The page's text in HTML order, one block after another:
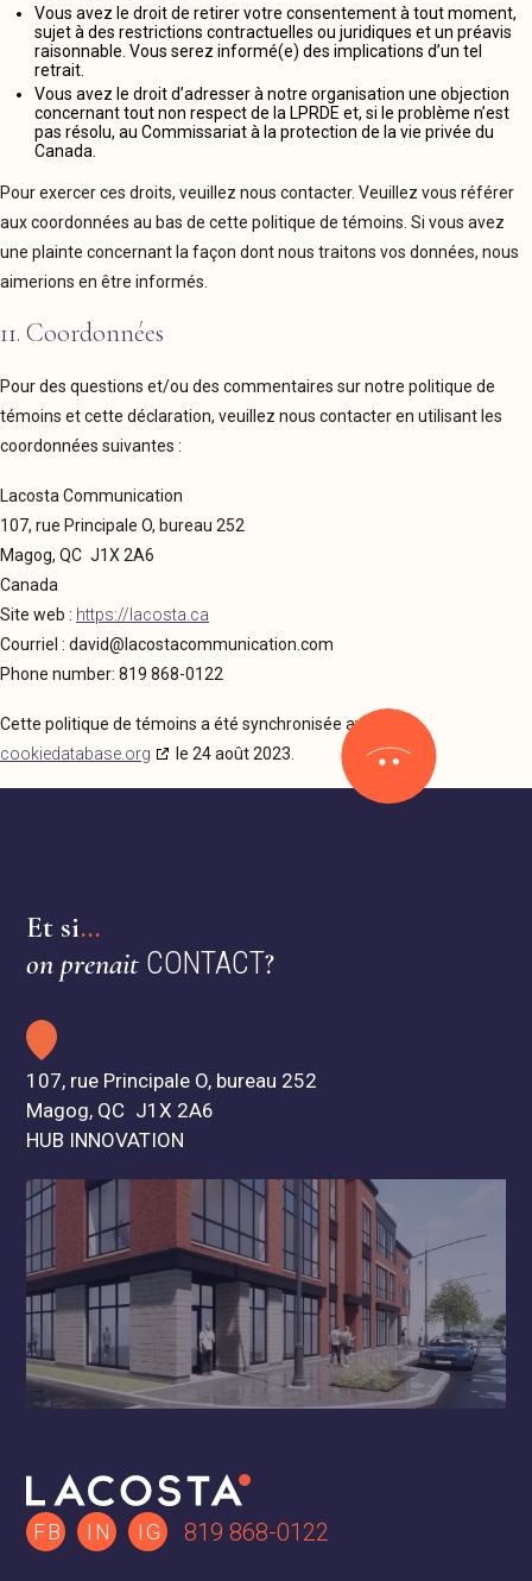
Vous avez le droit de retirer votre consentement à tout moment,
sujet à des restrictions contractuelles ou juridiques et un préavis
raisonnable. Vous serez informé(e) des implications d’un tel
retrait.
Vous avez le droit d’adresser à notre organisation une objection
concernant tout non respect de la LPRDE et, si le problème n’est
pas résolu, au Commissariat à la protection de la vie privée du
Canada.
Pour exercer ces droits, veuillez nous contacter. Veuillez vous référer
aux coordonnées au bas de cette politique de témoins. Si vous avez
une plainte concernant la façon dont nous traitons vos données, nous
aimerions en être informés.
11. Coordonnées
Pour des questions et/ou des commentaires sur notre politique de
témoins et cette déclaration, veuillez nous contacter en utilisant les
coordonnées suivantes :
Lacosta Communication
107, rue Principale O, bureau 252
Magog, QC J1X 2A6
Canada
Site web : https://lacosta.ca
Courriel : david@ lacostacommunication.com
Phone number: 819 868-0122
Cette politique de témoins a été synchronisée avec
cookiedatabase.org
le 24 août 2023.
Et si...
on prenait CONTACT?
107, rue Principale O, bureau 252
Magog, QC J1X 2A6
HUB INNOVATION
FB IN IG 819 868-0122